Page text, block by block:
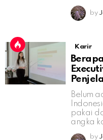
by
Karir
Belum
pakai
angka
by